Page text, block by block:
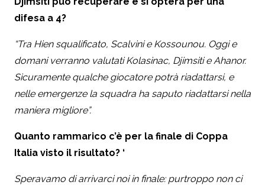
difesa a 4?
“Tra Hien squalificato, Scalvini e Kossounou. Oggi e
domani verranno valutati Kolasinac, Djimsiti e Ahanor.
Sicuramente qualche giocatore potrà riadattarsi, e
nelle emergenze la squadra ha saputo riadattarsi nella
maniera migliore”.
Quanto rammarico c’è per la finale di Coppa
Italia visto il risultato? ‘
Speravamo di arrivarci noi in finale: purtroppo non ci